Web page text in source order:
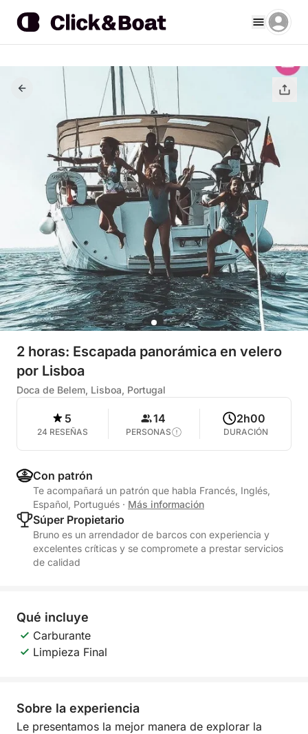
2 horas: Escapada panorámica en velero
por Lisboa
Doca de Belem, Lisboa, Portugal
5
24 RESEÑAS
14
PERSONAS
2h00
DURACIÓN
Con patrón
Te acompañará un patrón que habla Francés, Inglés,
Español, Portugués · Más información
Súper Propietario
Bruno es un arrendador de barcos con experiencia y
excelentes críticas y se compromete a prestar servicios
de calidad
Qué incluye
Carburante
Limpieza Final
Sobre la experiencia
Le presentamos la mejor manera de explorar la